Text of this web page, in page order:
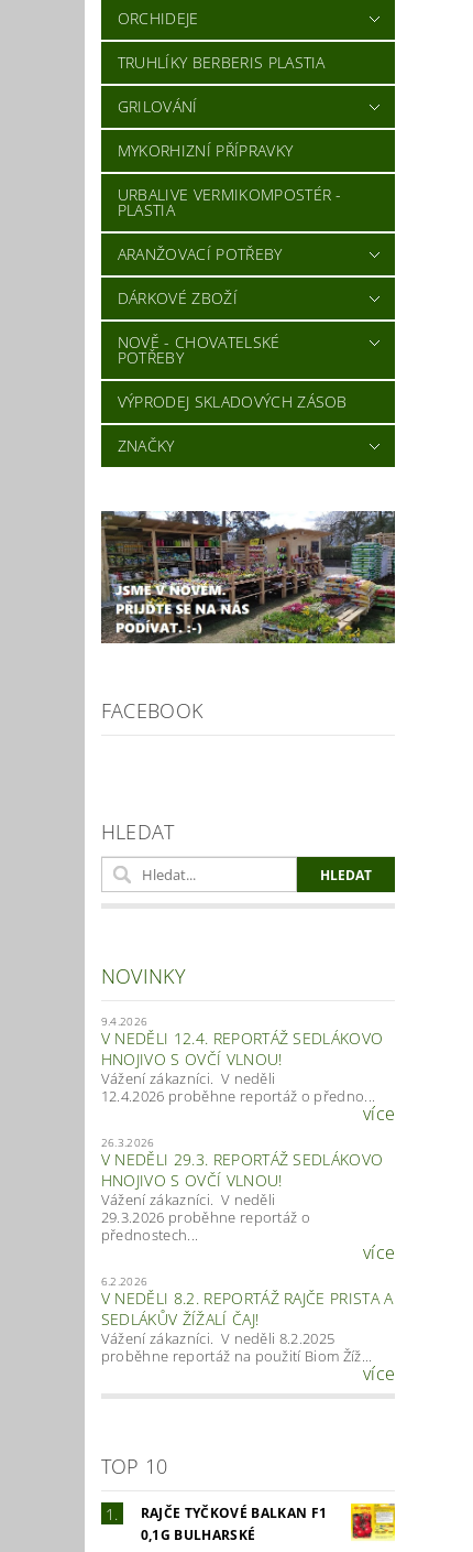
ORCHIDEJE
TRUHLÍKY BERBERIS PLASTIA
GRILOVÁNÍ
MYKORHIZNÍ PŘÍPRAVKY
URBALIVE VERMIKOMPOSTÉR -
PLASTIA
ARANŽOVACÍ POTŘEBY
DÁRKOVÉ ZBOŽÍ
NOVĚ - CHOVATELSKÉ
POTŘEBY
VÝPRODEJ SKLADOVÝCH ZÁSOB
ZNAČKY
FACEBOOK
HLEDAT
NOVINKY
9.4.2026
V NEDĚLI 12.4. REPORTÁŽ SEDLÁKOVO
HNOJIVO S OVČÍ VLNOU!
Vážení zákazníci. V neděli
12.4.2026 proběhne reportáž o předno...
více
26.3.2026
V NEDĚLI 29.3. REPORTÁŽ SEDLÁKOVO
HNOJIVO S OVČÍ VLNOU!
Vážení zákazníci. V neděli
29.3.2026 proběhne reportáž o
přednostech...
více
6.2.2026
V NEDĚLI 8.2. REPORTÁŽ RAJČE PRISTA A
SEDLÁKŮV ŽÍŽALÍ ČAJ!
Vážení zákazníci. V neděli 8.2.2025
proběhne reportáž na použití Biom Žíž...
více
TOP 10
RAJČE TYČKOVÉ BALKAN F1
0,1G BULHARSKÉ